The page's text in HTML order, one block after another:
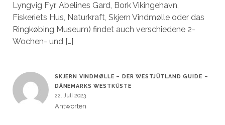
Lyngvig Fyr, Abelines Gard, Bork Vikingehavn,
Fiskeriets Hus, Naturkraft, Skjern Vindmølle oder das
Ringkøbing Museum) findet auch verschiedene 2-
Wochen- und […]
SKJERN VINDMØLLE – DER WESTJÜTLAND GUIDE –
DÄNEMARKS WESTKÜSTE
22. Juli 2023
Antworten